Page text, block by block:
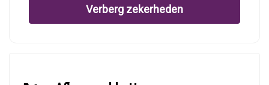
Verberg zekerheden